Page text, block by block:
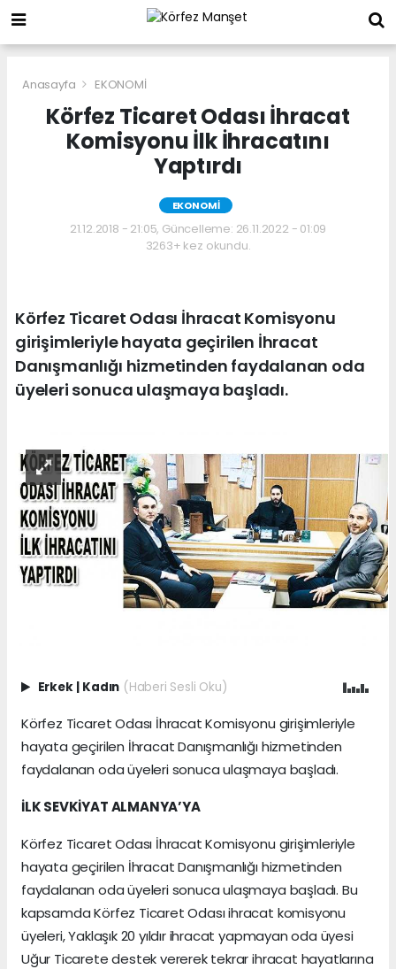
Anasayfa EKONOMİ
Körfez Ticaret Odası İhracat
Komisyonu İlk İhracatını
Yaptırdı
EKONOMİ
21.12.2018 - 21:05, Güncelleme: 26.11.2022 - 01:09
3263+ kez okundu.
Körfez Ticaret Odası İhracat Komisyonu
girişimleriyle hayata geçirilen İhracat
Danışmanlığı hizmetinden faydalanan oda
üyeleri sonuca ulaşmaya başladı.
Erkek | Kadın (Haberi Sesli Oku)
Körfez Ticaret Odası İhracat Komisyonu girişimleriyle
hayata geçirilen İhracat Danışmanlığı hizmetinden
faydalanan oda üyeleri sonuca ulaşmaya başladı.
İLK SEVKİYAT ALMANYA’YA
Körfez Ticaret Odası İhracat Komisyonu girişimleriyle
hayata geçirilen İhracat Danışmanlığı hizmetinden
faydalanan oda üyeleri sonuca ulaşmaya başladı. Bu
kapsamda Körfez Ticaret Odası ihracat komisyonu
üyeleri, Yaklaşık 20 yıldır ihracat yapmayan oda üyesi
Uğur Ticarete destek vererek tekrar ihracat hayatlarına